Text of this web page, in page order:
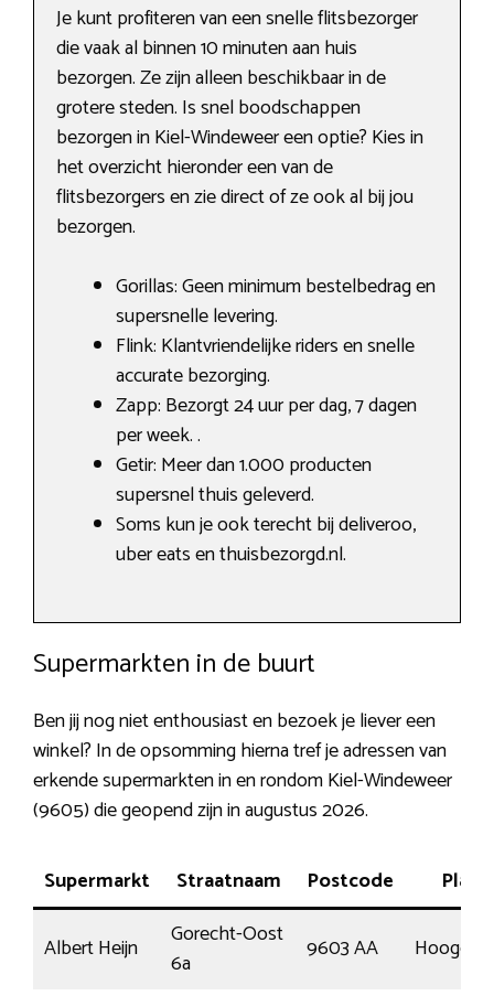
Je kunt profiteren van een snelle flitsbezorger
die vaak al binnen 10 minuten aan huis
bezorgen. Ze zijn alleen beschikbaar in de
grotere steden. Is snel boodschappen
bezorgen in Kiel-Windeweer een optie? Kies in
het overzicht hieronder een van de
flitsbezorgers en zie direct of ze ook al bij jou
bezorgen.
Gorillas: Geen minimum bestelbedrag en
supersnelle levering.
Flink: Klantvriendelijke riders en snelle
accurate bezorging.
Zapp: Bezorgt 24 uur per dag, 7 dagen
per week. .
Getir: Meer dan 1.000 producten
supersnel thuis geleverd.
Soms kun je ook terecht bij deliveroo,
uber eats en thuisbezorgd.nl.
Supermarkten in de buurt
Ben jij nog niet enthousiast en bezoek je liever een
winkel? In de opsomming hierna tref je adressen van
erkende supermarkten in en rondom Kiel-Windeweer
(9605) die geopend zijn in augustus 2026.
Supermarkt Straatnaam Postcode
Albert Heijn
Gorecht-Oost
6a
9603 AA